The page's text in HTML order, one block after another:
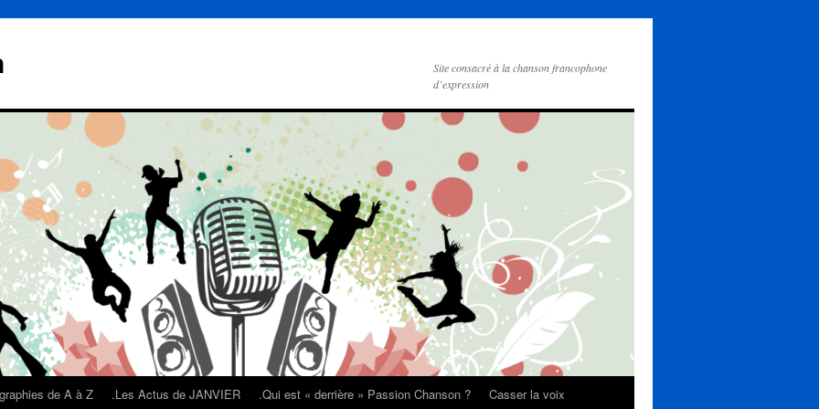
Site consacré à la chanson francophone
d’expression
de A à Z .Les Actus de JANVIER .Qui est « derrière » Passion Chanson ?
Casser la voix